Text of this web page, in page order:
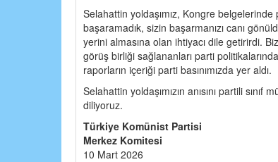
Selahattin yoldaşımız, Kongre
başaramadık, sizin başarmanızı canı
yerini almasına olan ihtiyacı dile getirirdi.
görüş birliği sağlananları parti
raporların içeriği parti basınımızda yer aldı.
Selahattin yoldaşımızın anısını partili
diliyoruz.
Türkiye Komünist Partisi
Merkez Komitesi
10 Mart 2026